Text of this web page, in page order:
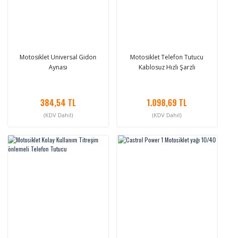
Motosiklet Universal Gidon
Aynası
384,54 TL
(KDV Dahil)
Motosiklet Telefon Tutucu
Kablosuz Hızlı Şarzlı
1.098,69 TL
(KDV Dahil)